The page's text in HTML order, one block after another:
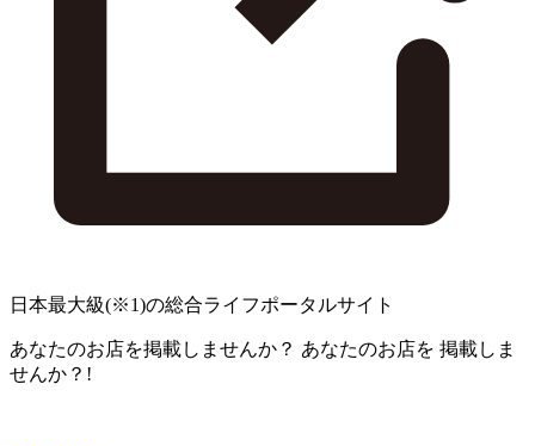
日本最大級(※1)の総合ライフポータルサイト
あなたのお店を掲載しませんか？ あなたのお店を 掲載しま
せんか？!